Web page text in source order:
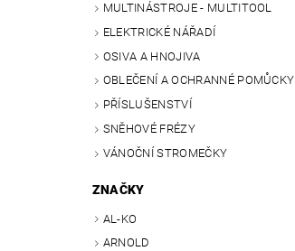
MULTINÁSTROJE - MULTITOOL
ELEKTRICKÉ NÁŘADÍ
OSIVA A HNOJIVA
OBLEČENÍ A OCHRANNÉ POMŮCKY
PŘÍSLUŠENSTVÍ
SNĚHOVÉ FRÉZY
VÁNOČNÍ STROMEČKY
ZNAČKY
AL-KO
ARNOLD